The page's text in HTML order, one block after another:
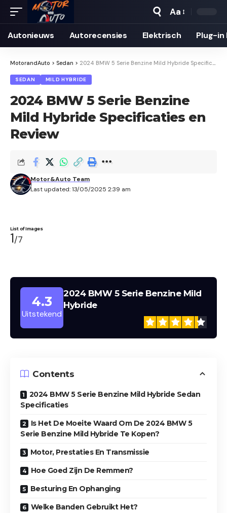
Aa
Autonieuws Auto­recensies Elektrisch Plug-in
MotorandAuto > Sedan > 2024 BMW 5 Serie Benzine Mild Hybride Specificaties en Review
SEDAN MILD HYBRIDE
2024 BMW 5 Serie Benzine
Mild Hybride Specificaties en
Review
Last updated: 13/05/2025 2:39 am
Motor&Auto Team
2024 BMW 5 Serie Benzine Mild Hybride
List of Images
1/7
4.3
Uitstekend
2024 BMW 5 Serie Benzine Mild
Hybride
Contents
2024 BMW 5 Serie Benzine Mild Hybride Sedan
Specificaties
Is Het De Moeite Waard Om De 2024 BMW 5
Serie Benzine Mild Hybride Te Kopen?
Motor, Prestaties En Transmissie
Hoe Goed Zijn De Remmen?
Besturing En Ophanging
Welke Banden Gebruikt Het?